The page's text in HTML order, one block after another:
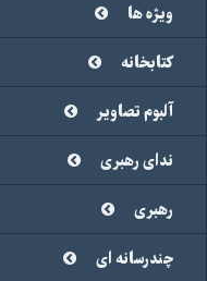
ویژه ها
کتابخانه
آلبوم تصاویر
ندای رهبری
رهبری
چندرسانه ای